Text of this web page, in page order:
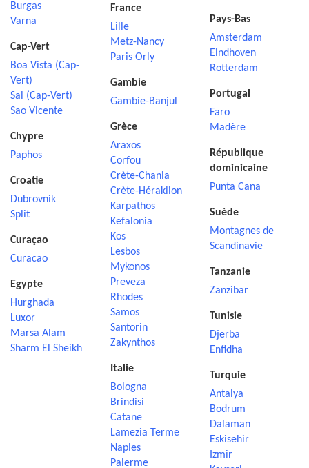
Burgas
Varna
Cap-Vert
Boa Vista (Cap-
Vert)
Sal (Cap-Vert)
Sao Vicente
Chypre
Paphos
Croatie
Dubrovnik
Split
Curaçao
Curacao
Egypte
Hurghada
Luxor
Marsa Alam
Sharm El Sheikh
France
Lille
Metz-Nancy
Paris Orly
Gambie
Gambie-Banjul
Grèce
Araxos
Corfou
Crète-Chania
Crète-Héraklion
Karpathos
Kefalonia
Kos
Lesbos
Mykonos
Preveza
Rhodes
Samos
Santorin
Zakynthos
Italie
Bologna
Brindisi
Catane
Lamezia Terme
Naples
Palerme
Pays-Bas
Amsterdam
Eindhoven
Rotterdam
Portugal
Faro
Madère
République
dominicaine
Punta Cana
Suède
Montagnes de
Scandinavie
Tanzanie
Zanzibar
Tunisie
Djerba
Enfidha
Turquie
Antalya
Bodrum
Dalaman
Eskisehir
Izmir